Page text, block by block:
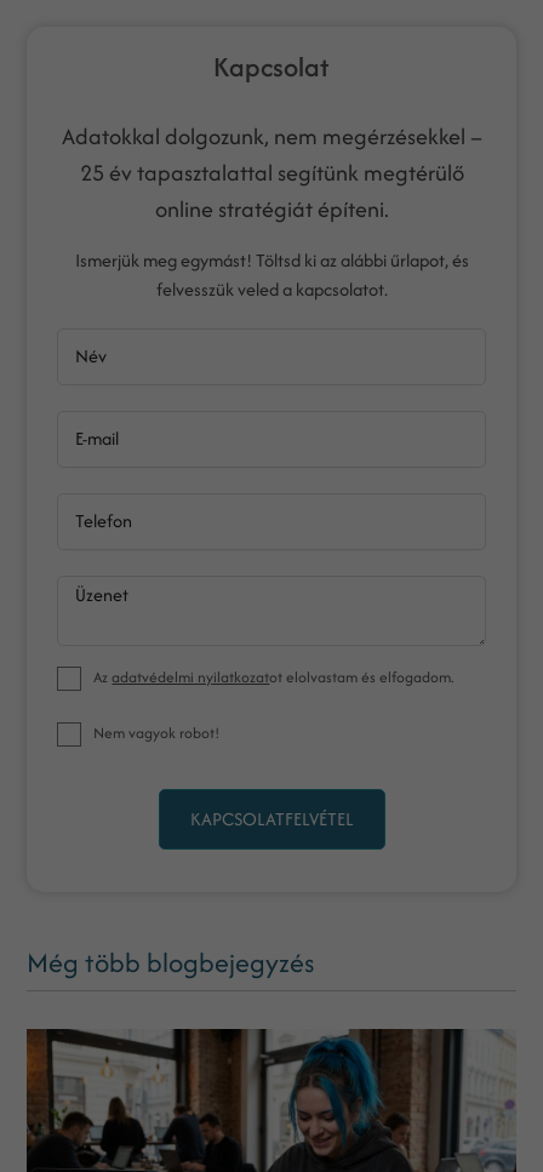
Kapcsolat
Adatokkal dolgozunk, nem megérzésekkel –
25 év tapasztalattal segítünk megtérülő
online stratégiát építeni.
Ismerjük meg egymást! Töltsd ki az alábbi űrlapot, és
felvesszük veled a kapcsolatot.
Név
E-mail
Telefon
Üzenet
Azadatvédelmi nyilatkozatot elolvastam és elfogadom.
Nem vagyok robot!
KAPCSOLATFELVÉTEL
Még több blogbejegyzés